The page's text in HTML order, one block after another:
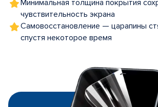
Минимальная толщина покрытия
чувствительность экрана
Самовосстановление — царапины
спустя некоторое время